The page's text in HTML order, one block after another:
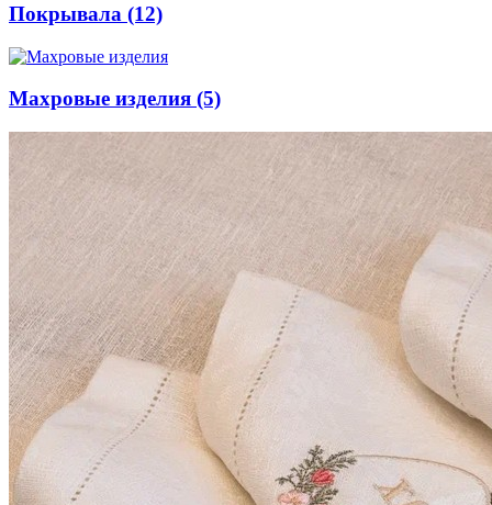
Покрывала (12)
Махровые изделия (5)